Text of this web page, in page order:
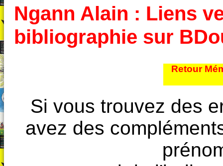
Ngann Alain : Liens
bibliographie sur
Retour
Si vous trouvez des
avez des